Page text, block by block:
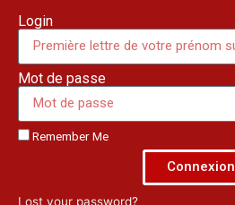
Login
Mot de passe
Remember Me
Connexion
Lost your password?